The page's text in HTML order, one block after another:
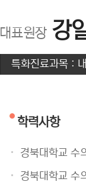
대표원장 강
특화진료과목 :
학력사항
경북대학교 수
경북대학교 수